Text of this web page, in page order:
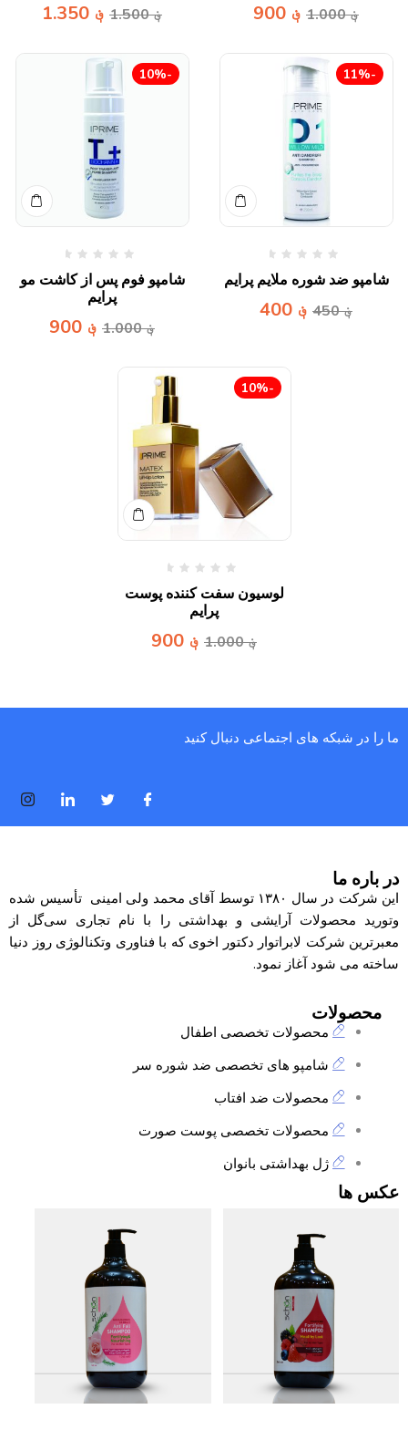
؋1.000 ؋
؋1.500 ؋
-11%
شامپو ضد شوره ملایم پرایم
؋450 ؋
-10%
شامپو فوم پس از کاشت مو
پرایم
؋1.000 ؋
-10%
لوسیون سفت کننده پوست
پرایم
؋1.000 ؋
ما را در شبکه های اجتماعی دنبال کنید
در باره ما
این شرکت در سال ۱۳۸۰ توسط آقای محمد ولی امینی تأسیس شده
وتورید محصولات آرایشی و بهداشتی را با نام تجاری سی‌گل از
معبرترین شرکت لابراتوار دکتور اخوی که با فناوری وتکنالوژی روز دنیا
ساخته می شود آغاز نمود.
محصولات
محصولات تخصصی اطفال
شامپو های تخصصی ضد شوره سر
محصولات ضد افتاب
محصولات تخصصی پوست صورت
ژل بهداشتی بانوان
عکس ها